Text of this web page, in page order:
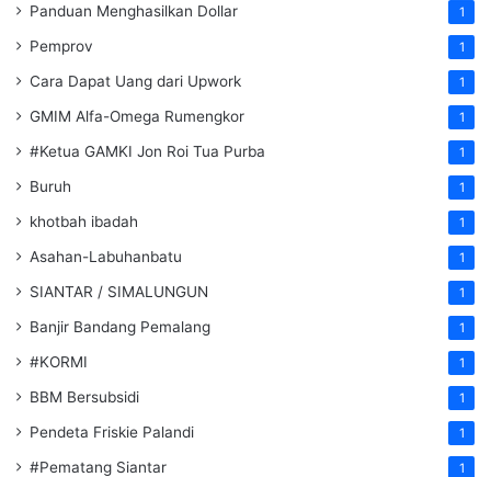
Panduan Menghasilkan Dollar 1
Pemprov 1
Cara Dapat Uang dari Upwork 1
GMIM Alfa-Omega Rumengkor 1
#Ketua GAMKI Jon Roi Tua Purba 1
Buruh 1
khotbah ibadah 1
Asahan-Labuhanbatu 1
SIANTAR / SIMALUNGUN 1
Banjir Bandang Pemalang 1
#KORMI 1
BBM Bersubsidi 1
Pendeta Friskie Palandi 1
#Pematang Siantar 1